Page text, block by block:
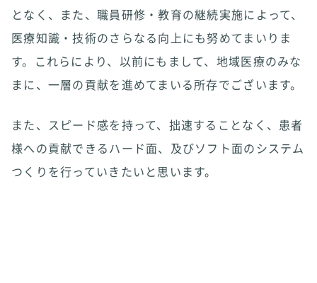
となく、また、職員研修・教育の継続実施によって、
医療知識・技術のさらなる向上にも努めてまいりま
す。これらにより、以前にもまして、地域医療のみな
まに、一層の貢献を進めてまいる所存でございます。
また、スピード感を持って、拙速することなく、患者
様への貢献できるハード面、及びソフト面のシステム
つくりを行っていきたいと思います。